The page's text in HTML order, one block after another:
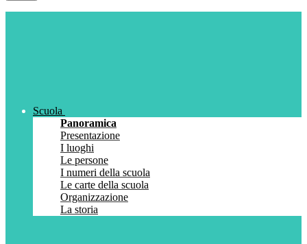
Scuola
Panoramica
Presentazione
I luoghi
Le persone
I numeri della scuola
Le carte della scuola
Organizzazione
La storia